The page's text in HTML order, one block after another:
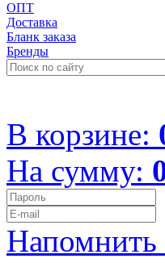
ОПТ
Доставка
Бланк заказа
Бренды
В корзине:
На сумму:
Напомнить